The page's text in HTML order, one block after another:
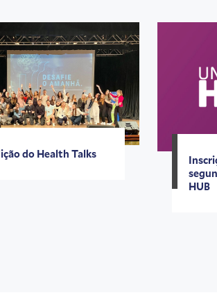
do Health Talks
HUB